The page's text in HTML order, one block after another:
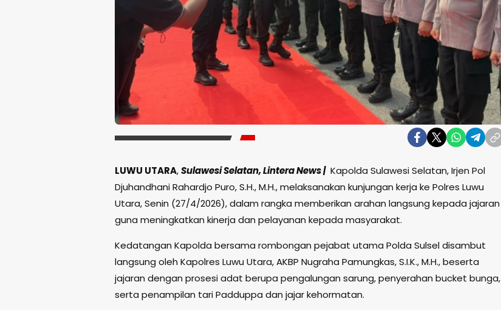
LUWU UTARA,Sulawesi Selatan, Lintera News |Kapolda Sulawesi Selatan, Irjen Pol
Djuhandhani Rahardjo Puro, S.H., M.H., melaksanakan kunjungan kerja ke Polres Luwu
Utara, Senin (27/4/2026), dalam rangka memberikan arahan langsung kepada jajaran
guna meningkatkan kinerja dan pelayanan kepada masyarakat.
Kedatangan Kapolda bersama rombongan pejabat utama Polda Sulsel disambut
langsung oleh Kapolres Luwu Utara, AKBP Nugraha Pamungkas, S.I.K., M.H., beserta
jajaran dengan prosesi adat berupa pengalungan sarung, penyerahan bucket bunga,
serta penampilan tari Padduppa dan jajar kehormatan.